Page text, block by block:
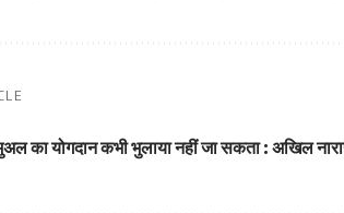
का योगदान कभी भुलाया नहीं जा सकता : अखिल